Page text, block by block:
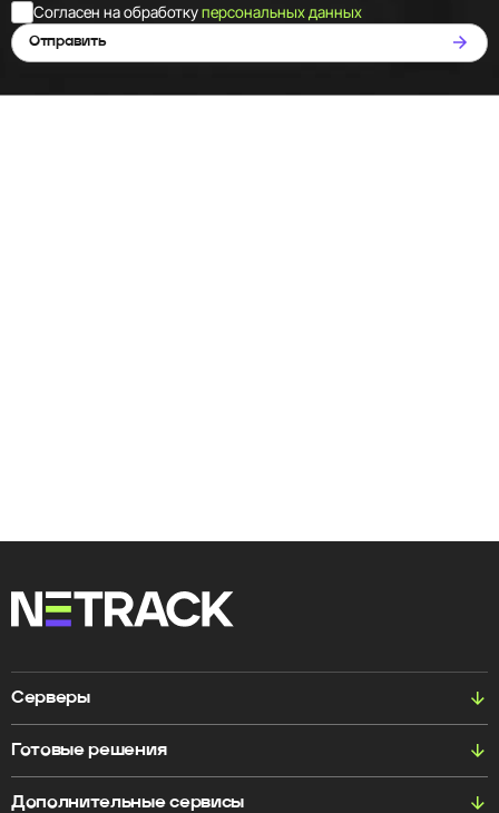
Согласен на обработкуперсональных данных
Отправить
Серверы
Готовые решения
Дополнительные сервисы